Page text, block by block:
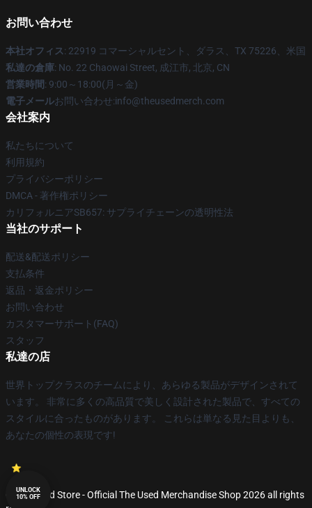
お問い合わせ
本社オフィス: 22919 コマーシャルセント、ダラス、TX 75226、米国
私達の倉庫: No. 22 Chaowai Street, 成江市, 北京, CN
営業時間: 9:00～18:00(月～金)
電子メールお問い合わせ:info@theusedmerch.com
会社案内
私たちについて
利用規約
プライバシーポリシー
DMCA - 著作権ポリシー
カリフォルニアSB657: サプライチェーンの透明性法
当社のサポート
配送&配送ポリシー
支払条件
返品・返金ポリシー
お問い合わせ
カスタマーサポート(FAQ)
スタッフ
私達の店
世界トップクラスのチームにより、あらゆる製品がデザインされて
います。 非常に多くの高品質で美しく設計された製品で、すべての
スタイルに合ったものがあります。 これらは単なる見た目よりも、
あなたの個性の表現です!
© The Used Store - Official The Used Merchandise Shop 2026 all rights
UNLOCK
10% OFF